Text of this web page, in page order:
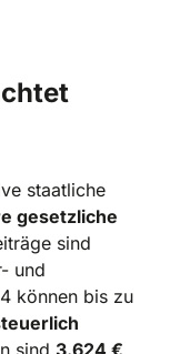
staatliche
gesetzliche
sind
und
können bis zu
sind 3.624 €